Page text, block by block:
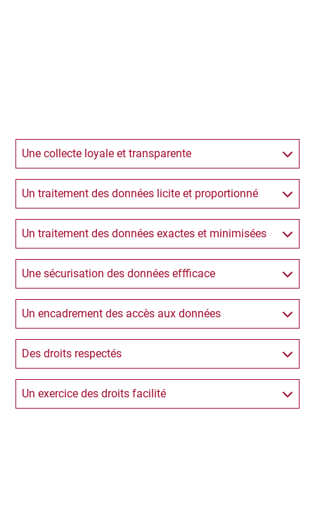
Une collecte loyale et transparente
Un traitement des données licite et proportionné
Un traitement des données exactes et minimisées
Une sécurisation des données effficace
Un encadrement des accès aux données
Des droits respectés
Un exercice des droits facilité